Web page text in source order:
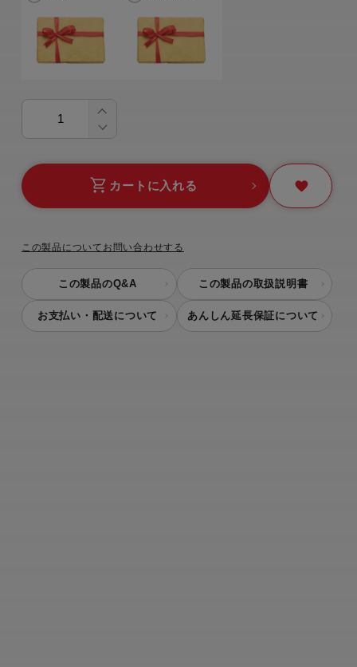
カートに入れる
この製品についてお問い合わせする
この製品のQ&A この製品の取扱説明書
お支払い・配送について あんしん延長保証について